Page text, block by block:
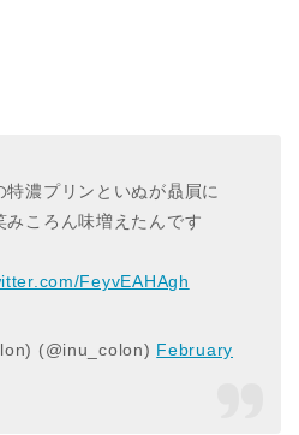
濃プリンといぬが贔屓に
みころん味増えたんです
FeyvEAHAgh
(@inu_colon) February